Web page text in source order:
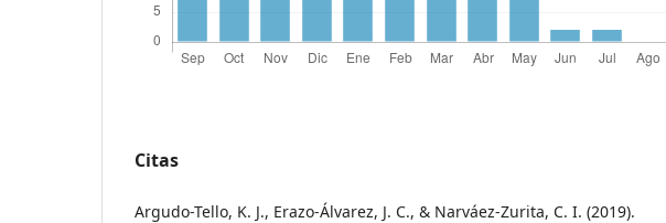
Citas
Argudo-Tello, K. J., Erazo-Álvarez, J. C., & Narváez-Zurita, C. I. (2019).